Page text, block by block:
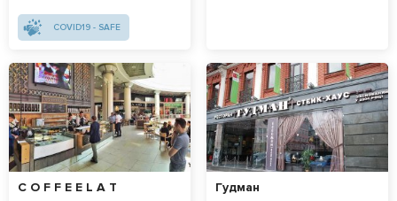
COVID19 - SAFE
C O F F E E L A T Гудман